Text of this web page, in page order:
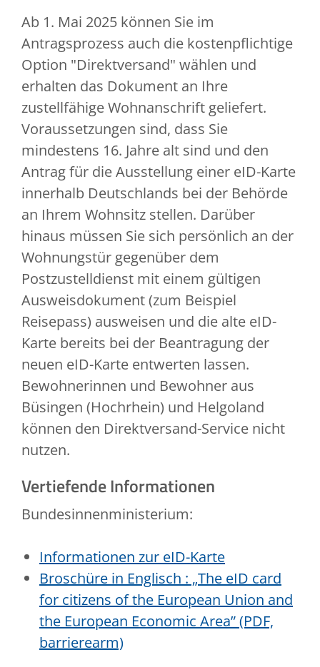
Ab 1. Mai 2025 können Sie im
Antragsprozess auch die kostenpflichtige
Option "Direktversand" wählen und
erhalten das Dokument an Ihre
zustellfähige Wohnanschrift geliefert.
Voraussetzungen sind, dass Sie
mindestens 16. Jahre alt sind und den
Antrag für die Ausstellung einer eID-Karte
innerhalb Deutschlands bei der Behörde
an Ihrem Wohnsitz stellen. Darüber
hinaus müssen Sie sich persönlich an der
Wohnungstür gegenüber dem
Postzustelldienst mit einem gültigen
Ausweisdokument (zum Beispiel
Reisepass) ausweisen und die alte eID-
Karte bereits bei der Beantragung der
neuen eID-Karte entwerten lassen.
Bewohnerinnen und Bewohner aus
Büsingen (Hochrhein) und Helgoland
können den Direktversand-Service nicht
nutzen.
Vertiefende Informationen
Bundesinnenministerium:
Informationen zur eID-Karte
Broschüre in Englisch : „The eID card
for citizens of the European Union and
the European Economic Area” (PDF,
barrierearm)